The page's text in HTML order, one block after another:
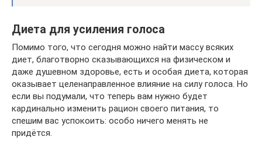
Диета для усиления голоса
Помимо того, что сегодня можно найти массу всяких
диет, благотворно сказывающихся на физическом и
даже душевном здоровье, есть и особая диета, которая
оказывает целенаправленное влияние на силу голоса. Но
если вы подумали, что теперь вам нужно будет
кардинально изменить рацион своего питания, то
спешим вас успокоить: особо ничего менять не
придётся.